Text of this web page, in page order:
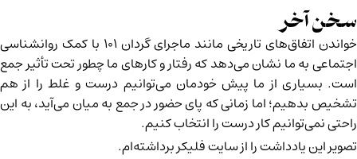
سخن آخر
خواندن اتفاق‌های تاریخی مانند ماجرای گردان ۱۰۱ با کمک روانشناسی
اجتماعی به ما نشان می‌دهد که رفتار و کارهای ما چطور تحت تأثیر جمع
است. بسیاری از ما پیش خودمان می‌توانیم درست و غلط را از هم
تشخیص بدهیم؛ اما زمانی که پای حضور در جمع به میان می‌آید، به این
راحتی نمی‌توانیم کار درست را انتخاب کنیم.
تصویر این یادداشت را از سایتفلیکربرداشته‌ام.